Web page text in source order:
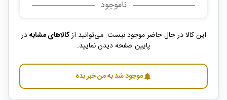
ناموجود
این کالا در حال حاضر موجود نیست. می‌توانید ازکالاهای مشابهدر
پایین صفحه دیدن نمایید.
notificationsموجود شد به من خبر بده